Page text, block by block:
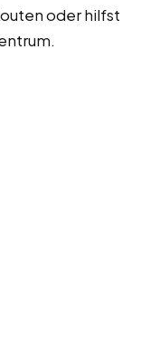
oder hilfst